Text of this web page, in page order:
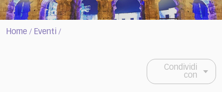
Home / Eventi /
Condividi
con